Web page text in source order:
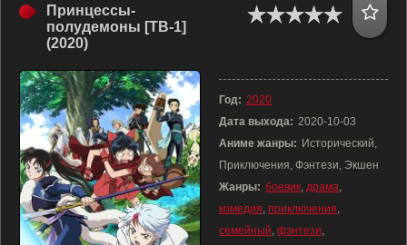
Принцессы-
полудемоны [ТВ-1]
(2020)
Год: 2020
Дата выхода: 2020-10-03
Аниме жанры: Исторический,
Приключения, Фэнтези, Экшен
Жанры: боевик, драма,
комедия, приключения,
семейный, фэнтези,